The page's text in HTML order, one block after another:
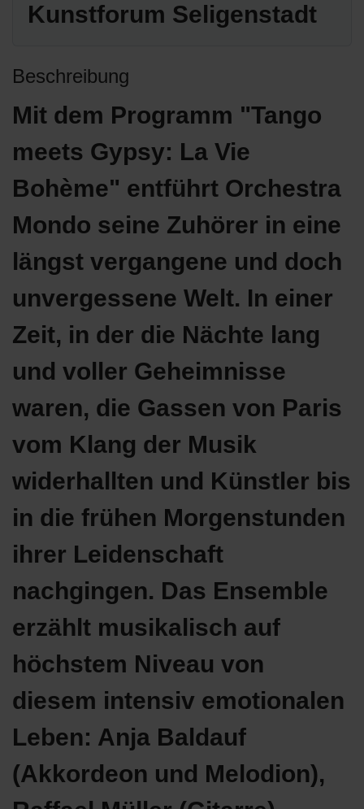
Kunstforum Seligenstadt
Beschreibung
Mit dem Programm "Tango
meets Gypsy: La Vie
Bohème" entführt Orchestra
Mondo seine Zuhörer in eine
längst vergangene und doch
unvergessene Welt. In einer
Zeit, in der die Nächte lang
und voller Geheimnisse
waren, die Gassen von Paris
vom Klang der Musik
widerhallten und Künstler bis
in die frühen Morgenstunden
ihrer Leidenschaft
nachgingen. Das Ensemble
erzählt musikalisch auf
höchstem Niveau von
diesem intensiv emotionalen
Leben: Anja Baldauf
(Akkordeon und Melodion),